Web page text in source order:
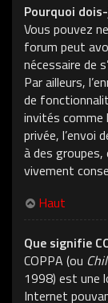
Pourquoi
Vous pouvez
forum peut
nécessaire de
Par ailleurs,
de
invités comme
privée, l’envoi
à des
vivement
Haut
Que signifie
COPPA (ou
1998) est une
Internet